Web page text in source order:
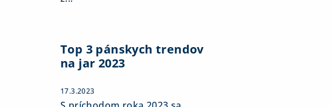
Top 3 pánskych trendov
na jar 2023
17.3.2023